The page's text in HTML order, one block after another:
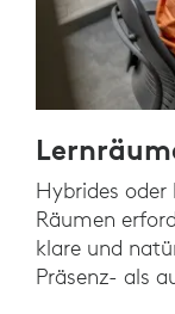
Hybrides oder
Räumen
klare und
Präsenz- als